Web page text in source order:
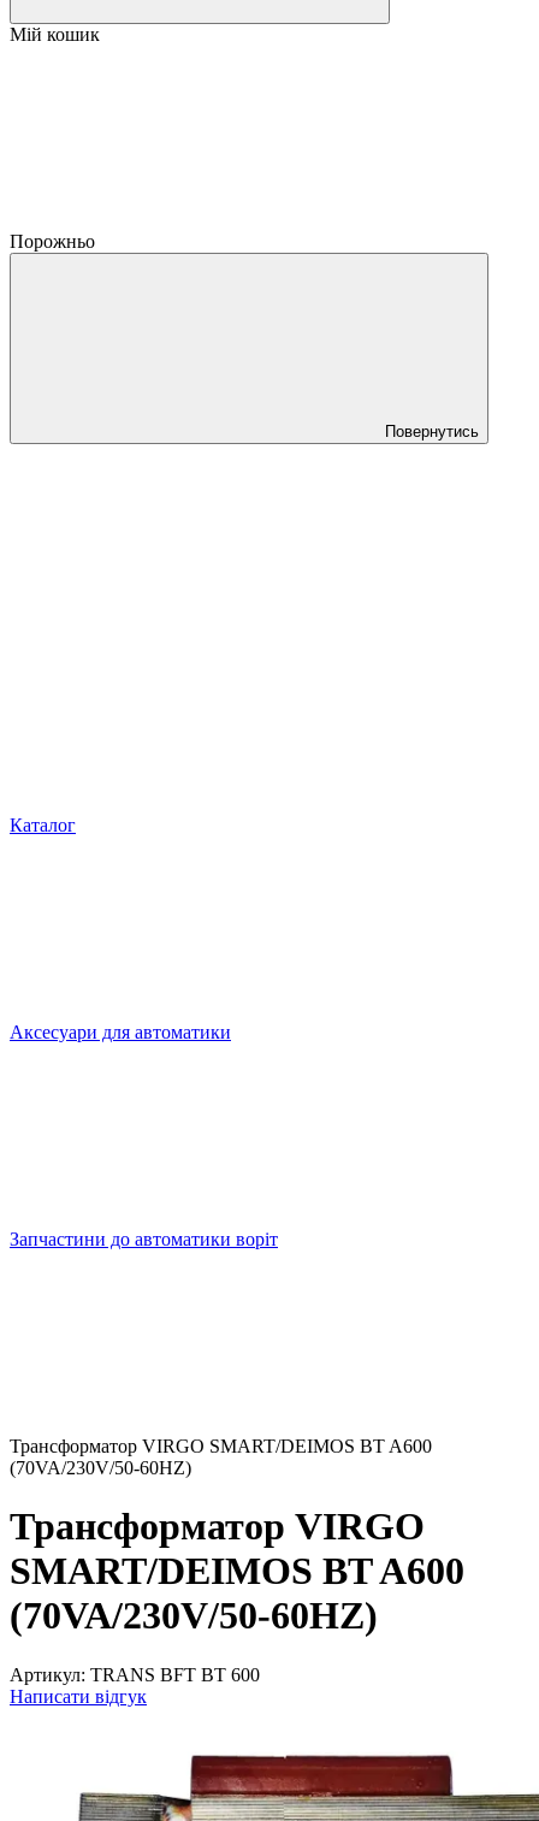
Мій кошик
Порожньо
Повернутись
Каталог
Аксесуари для автоматики
Запчастини до автоматики воріт
Трансформатор VIRGO SMART/DEIMOS BT A600
(70VA/230V/50-60HZ)
Трансформатор VIRGO
SMART/DEIMOS BT A600
(70VA/230V/50-60HZ)
Артикул: TRANS BFT BT 600
Написати відгук